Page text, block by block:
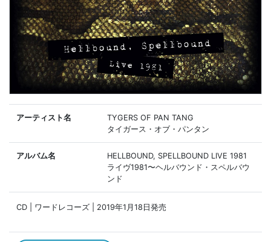
アーティスト名
TYGERS OF PAN TANG
タイガース・オブ・パンタン
アルバム名
HELLBOUND, SPELLBOUND LIVE 1981
ライヴ1981〜ヘルバウンド・スペルバウ
ンド
CD | ワードレコーズ | 2019年1月18日発売